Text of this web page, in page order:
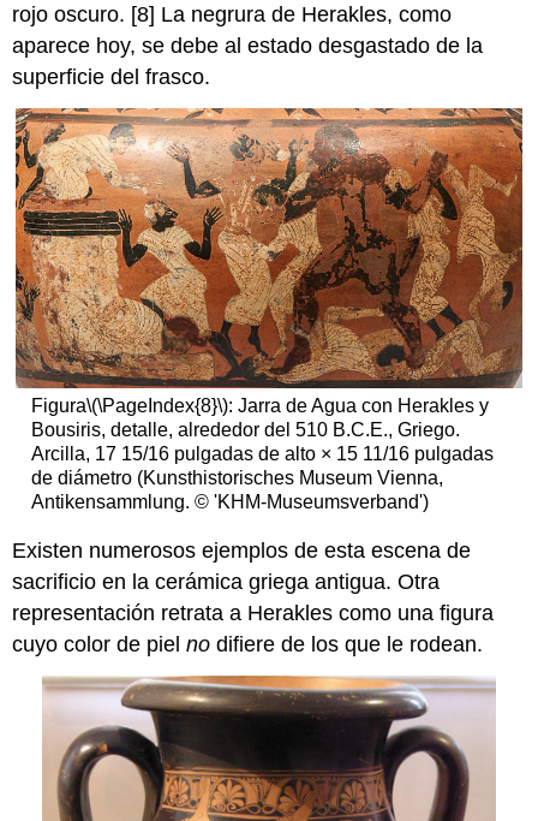
rojo oscuro. [8] La negrura de Herakles, como
aparece hoy, se debe al estado desgastado de la
superficie del frasco.
Figura\(\PageIndex{8}\): Jarra de Agua con Herakles y
Bousiris, detalle, alrededor del 510 B.C.E., Griego.
Arcilla, 17 15/16 pulgadas de alto × 15 11/16 pulgadas
de diámetro (Kunsthistorisches Museum Vienna,
Antikensammlung. © 'KHM-Museumsverband')
Existen numerosos ejemplos de esta escena de
sacrificio en la cerámica griega antigua. Otra
representación retrata a Herakles como una figura
cuyo color de pielno difiere de los que le rodean.